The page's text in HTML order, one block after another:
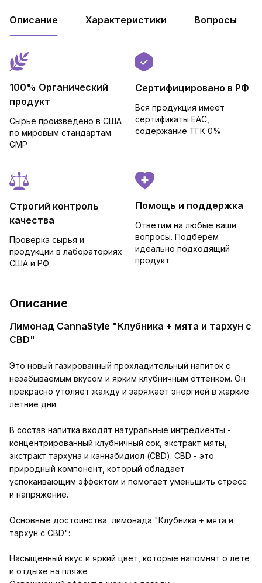
Описание Характеристики Вопросы
100% Органический
продукт
Сырьё произведено в США
по мировым стандартам
GMP
Сертифицировано в РФ
Вся продукция имеет
сертификаты EAC,
cодержание ТГК 0%
Строгий контроль
качества
Проверка сырья и
продукции в лабораториях
США и РФ
Помощь и поддержка
Ответим на любые ваши
вопросы. Подберём
идеально подходящий
продукт
Описание
Лимонад CannaStyle "Клубника + мята и тархун с
CBD"
Это новый газированный прохладительный напиток с
незабываемым вкусом и ярким клубничным оттенком. Он
прекрасно утоляет жажду и заряжает энергией в жаркие
летние дни.
В состав напитка входят натуральные ингредиенты -
концентрированный клубничный сок, экстракт мяты,
экстракт тархуна и каннабидиол (CBD). CBD - это
природный компонент, который обладает
успокаивающим эффектом и помогает уменьшить стресс
и напряжение.
Основные достоинства лимонада "Клубника + мята и
тархун с CBD":
Насыщенный вкус и яркий цвет, которые напомнят о лете
и отдыхе на пляже